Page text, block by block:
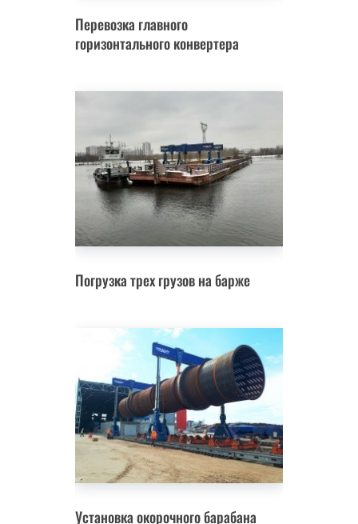
Перевозка главного
горизонтального конвертера
Погрузка трех грузов на барже
Установка окорочного барабана